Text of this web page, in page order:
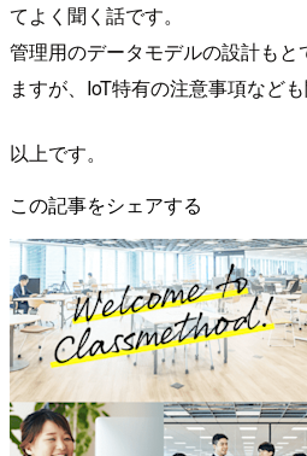
てよく聞く話です。
管理用のデータモデルの設計も
ますが、IoT特有の注意事項など
以上です。
この記事をシェアする